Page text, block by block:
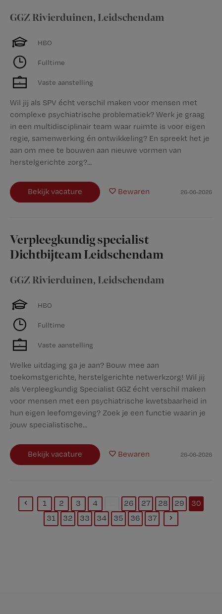
GGZ Rivierduinen, Leidschendam
HBO
Fulltime
Vaste aanstelling
Wil jij als SPV écht verschil maken voor mensen met
complexe psychiatrische problematiek? Werk je graag
in een multidisciplinair team waar ruimte is voor eigen
regie, samenwerking én ontwikkeling? En spreekt het je
aan om mee te bouwen aan nieuwe vormen van
herstelgerichte zorg?...
Bekijk vacature Bewaren 26-06-2026
Verpleegkundig specialist
Dichtbijteam Leidschendam
GGZ Rivierduinen, Leidschendam
HBO
Fulltime
Vaste aanstelling
Welke uitdaging ga je aan? Bouw mee aan
toekomstgerichte, herstelgerichte netwerkzorg! Wil jij
als Verpleegkundig Specialist GGZ écht verschil maken
voor mensen met een psychiatrische kwetsbaarheid in
hun eigen leefomgeving? Zoek je een functie waarin je
jouw specialistische...
Bekijk vacature Bewaren 26-06-2026
1 2 3 4 26 27 28 29
30
(current)
31 32 33 34 35 36 37